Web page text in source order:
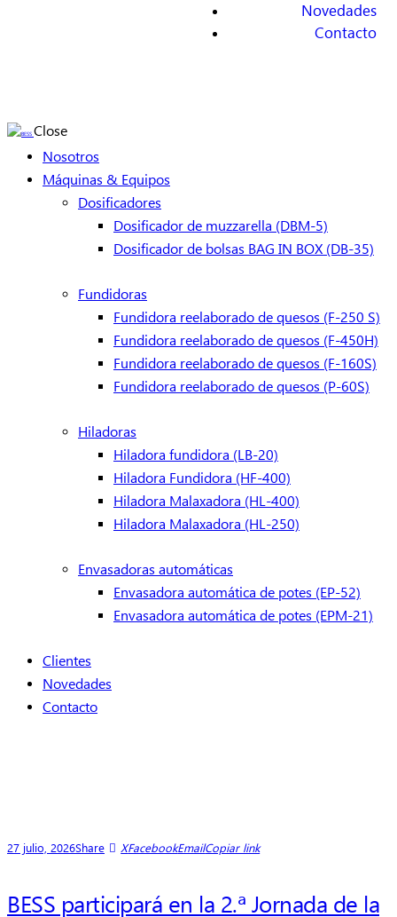
Novedades
Contacto
Close
Nosotros
Máquinas & Equipos
Dosificadores
Dosificador de muzzarella (DBM-5)
Dosificador de bolsas BAG IN BOX (DB-35)
Fundidoras
Fundidora reelaborado de quesos (F-250 S)
Fundidora reelaborado de quesos (F-450H)
Fundidora reelaborado de quesos (F-160S)
Fundidora reelaborado de quesos (P-60S)
Hiladoras
Hiladora fundidora (LB-20)
Hiladora Fundidora (HF-400)
Hiladora Malaxadora (HL-400)
Hiladora Malaxadora (HL-250)
Envasadoras automáticas
Envasadora automática de potes (EP-52)
Envasadora automática de potes (EPM-21)
Clientes
Novedades
Contacto
27 julio, 2026Share XFacebookEmailCopiar link
BESS participará en la 2.ª Jornada de la